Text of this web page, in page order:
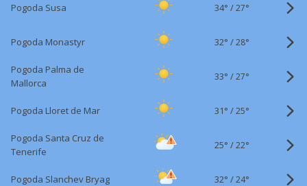
Pogoda Susa 34° /27°
Pogoda Monastyr 32° /28°
Pogoda Palma de
Mallorca
33° /27°
Pogoda Lloret de Mar 31° /25°
Pogoda Santa Cruz de
Tenerife
25° /22°
Pogoda Slanchev Bryag 32° /24°